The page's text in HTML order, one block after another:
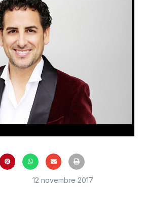
12 novembre 2017